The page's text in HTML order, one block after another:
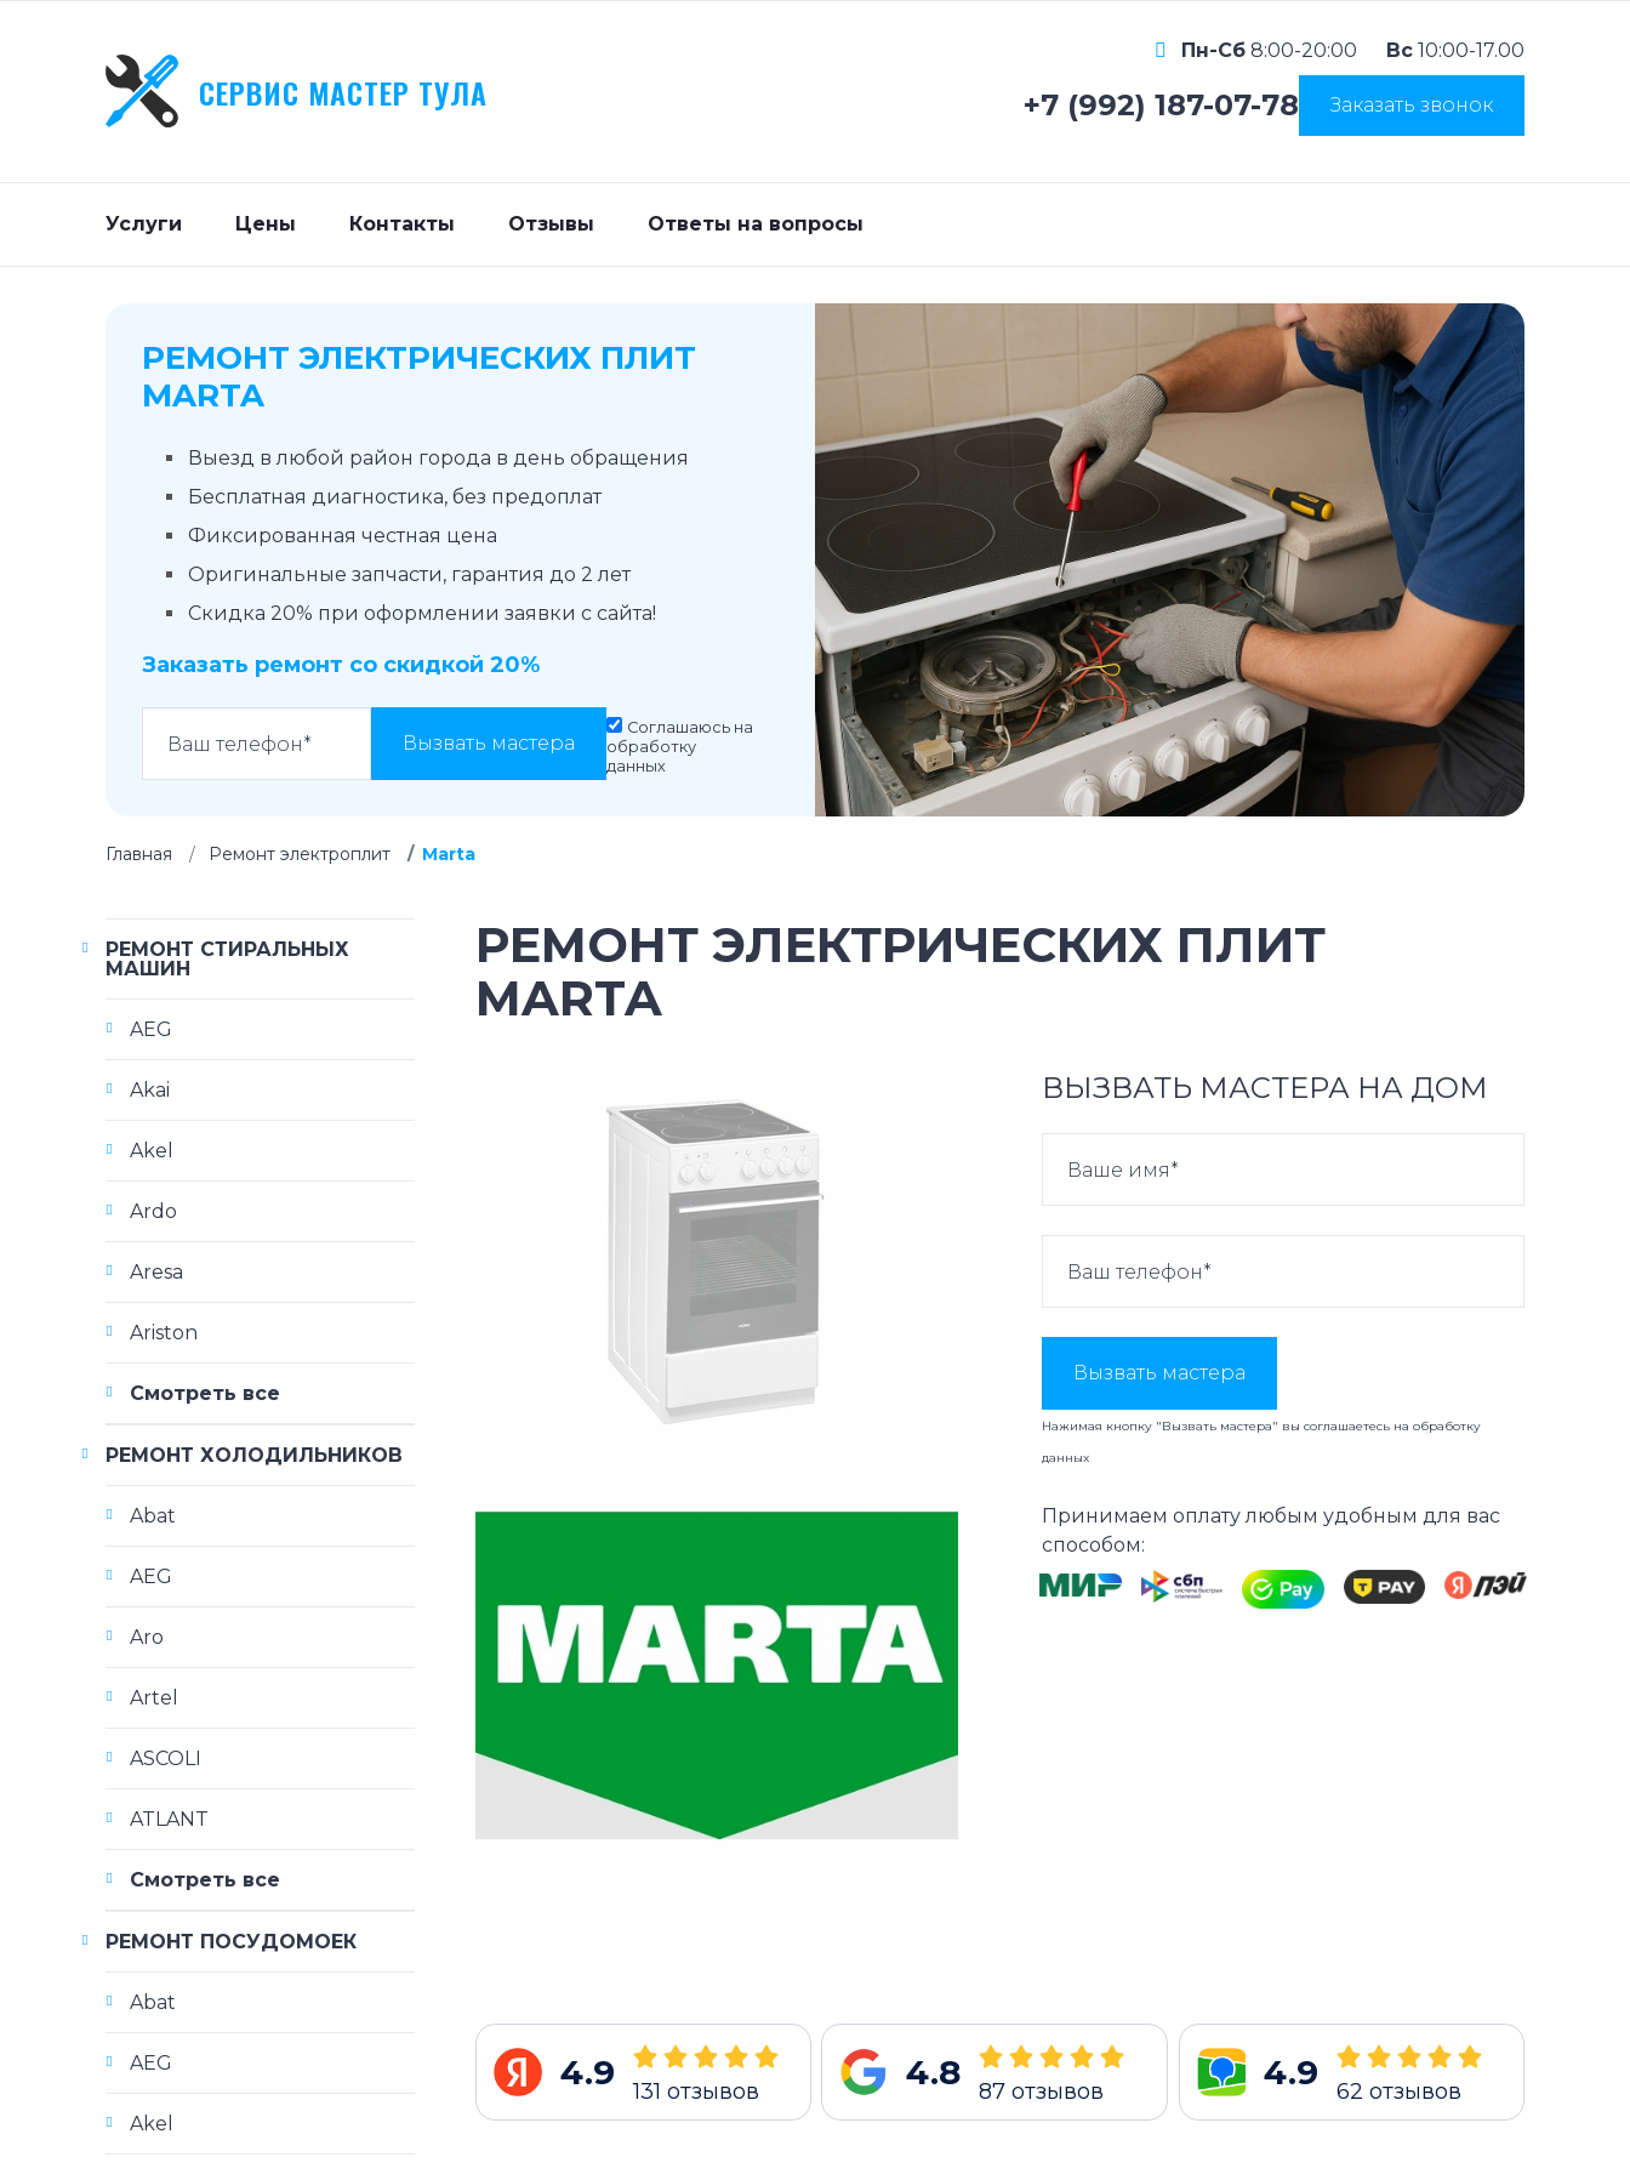
СЕРВИС МАСТЕР ТУЛА
Пн-Сб 8:00-20:00 Вс 10:00-17.00
+7 (992) 187-07-78 Заказать звонок
Услуги Цены Контакты Отзывы Ответы на вопросы
РЕМОНТ ЭЛЕКТРИЧЕСКИХ ПЛИТ
MARTA
Выезд в любой район города в день обращения
Бесплатная диагностика, без предоплат
Фиксированная честная цена
Оригинальные запчасти, гарантия до 2 лет
Скидка 20% при оформлении заявки с сайта!
Заказать ремонт со скидкой 20%
Вызвать мастера
Соглашаюсь на
обработку
данных
Главная Ремонт электроплит Marta
РЕМОНТ ЭЛЕКТРИЧЕСКИХ ПЛИТ
MARTA
ВЫЗВАТЬ МАСТЕРА НА ДОМ
Вызвать мастера
Нажимая кнопку "Вызвать мастера" вы соглашаетесь наобработку
данных
Принимаем оплату любым удобным для вас
способом:
4.9 131 отзывов 4.8 87 отзывов 4.9 62 отзывов
РЕМОНТ СТИРАЛЬНЫХ
МАШИН
AEG
Akai
Akel
Ardo
Aresa
Ariston
Смотреть все
РЕМОНТ ХОЛОДИЛЬНИКОВ
Abat
AEG
Aro
Artel
ASCOLI
ATLANT
Смотреть все
РЕМОНТ ПОСУДОМОЕК
Abat
AEG
Akel